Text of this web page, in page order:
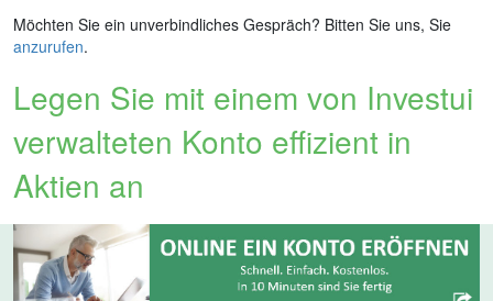
Möchten Sie ein unverbindliches Gespräch? Bitten Sie uns, Sie
anzurufen.
Legen Sie mit einem von Investui
verwalteten Konto effizient in
Aktien an